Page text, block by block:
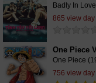
Badly In
865 view day
One Piece
One Piece
756 view day